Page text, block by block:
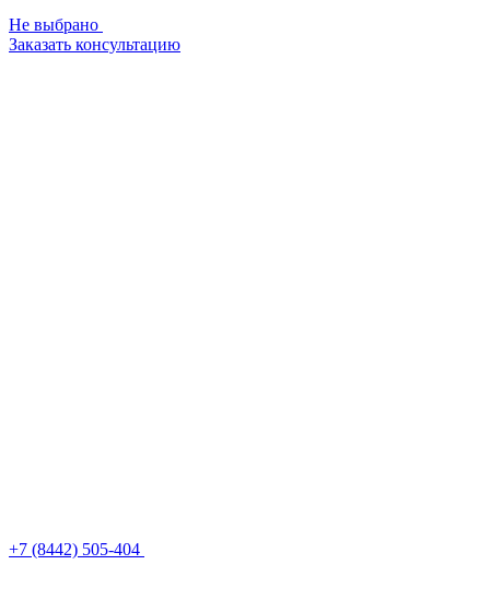
Не выбрано
Заказать консультацию
+7 (8442) 505-404